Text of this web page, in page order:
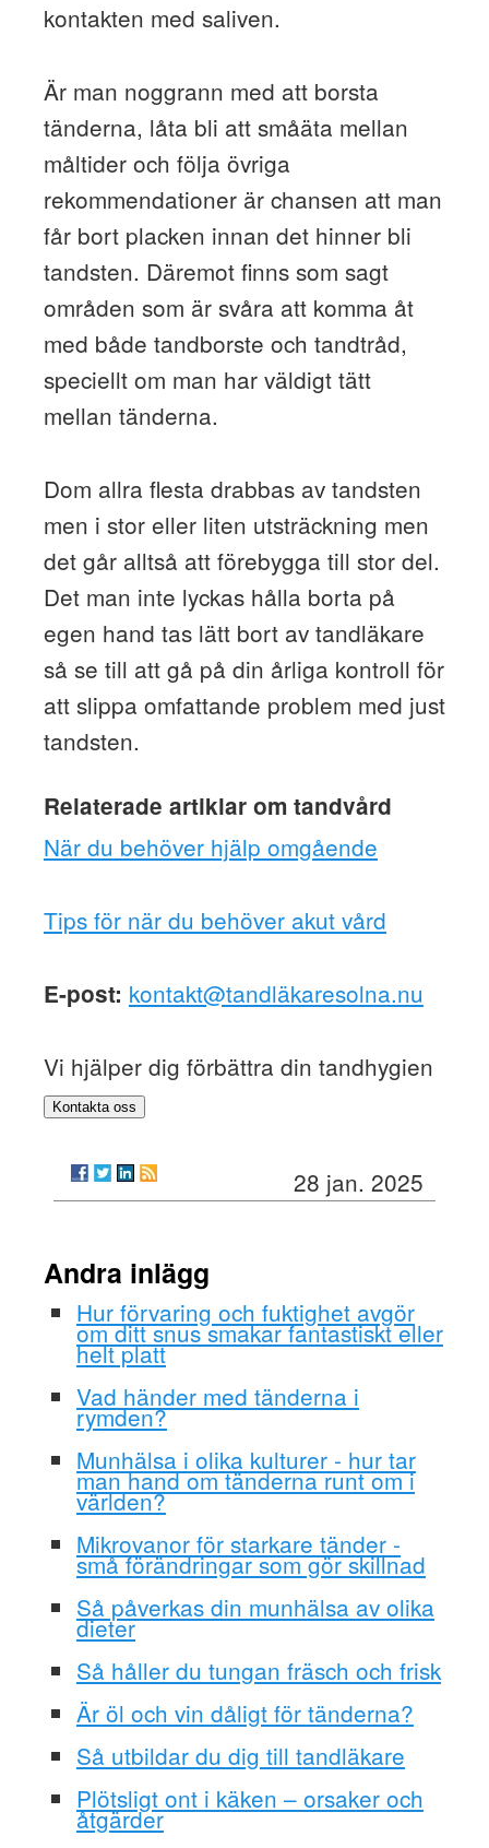
kontakten med saliven.
Är man noggrann med att borsta
tänderna, låta bli att småäta mellan
måltider och följa övriga
rekommendationer är chansen att man
får bort placken innan det hinner bli
tandsten. Däremot finns som sagt
områden som är svåra att komma åt
med både tandborste och tandtråd,
speciellt om man har väldigt tätt
mellan tänderna.
Dom allra flesta drabbas av tandsten
men i stor eller liten utsträckning men
det går alltså att förebygga till stor del.
Det man inte lyckas hålla borta på
egen hand tas lätt bort av tandläkare
så se till att gå på din årliga kontroll för
att slippa omfattande problem med just
tandsten.
Relaterade artiklar om tandvård
När du behöver hjälp omgående
Tips för när du behöver akut vård
E-post: kontakt@tandläkaresolna.nu
Vi hjälper dig förbättra din tandhygien
Kontakta oss
28 jan. 2025
Andra inlägg
Hur förvaring och fuktighet avgör
om ditt snus smakar fantastiskt eller
helt platt
Vad händer med tänderna i
rymden?
Munhälsa i olika kulturer - hur tar
man hand om tänderna runt om i
världen?
Mikrovanor för starkare tänder -
små förändringar som gör skillnad
Så påverkas din munhälsa av olika
dieter
Så håller du tungan fräsch och frisk
Är öl och vin dåligt för tänderna?
Så utbildar du dig till tandläkare
Plötsligt ont i käken – orsaker och
åtgärder